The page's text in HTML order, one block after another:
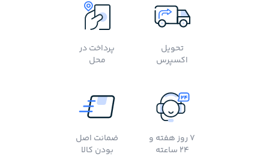
تحویل
اکسپرس
پرداخت در
محل
7 روز هفته و
24 ساعته
ضمانت اصل
بودن کالا